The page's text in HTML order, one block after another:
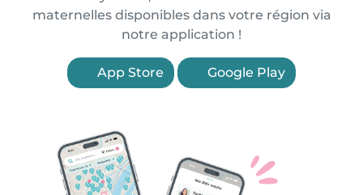
maternelles disponibles dans votre région via
notre application !
App Store Google Play